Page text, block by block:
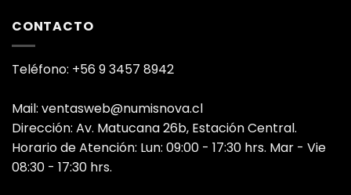
CONTACTO
Teléfono: +56 9 3457 8942
Mail: ventasweb@numisnova.cl
Dirección: Av. Matucana 26b, Estación Central.
Horario de Atención: Lun: 09:00 - 17:30 hrs. Mar - Vie
08:30 - 17:30 hrs.